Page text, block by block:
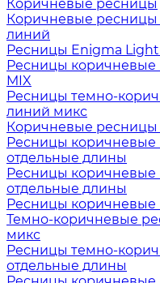
Коричневые ресницы
Коричневые ресницы
линий
Ресницы Enigma
Ресницы коричневые
MIX
Ресницы темно-
линий микс
Коричневые ресницы
Ресницы коричневые
отдельные длины
Ресницы коричневые
отдельные длины
Ресницы коричневые
Темно-коричневые
микс
Ресницы темно-
отдельные длины